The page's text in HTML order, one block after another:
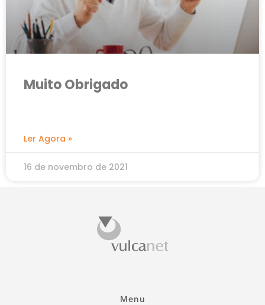
Muito Obrigado
Ler Agora »
16 de novembro de 2021
Menu